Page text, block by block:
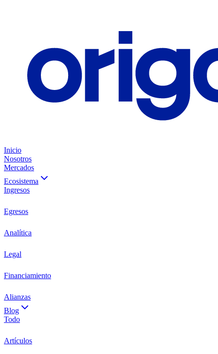
Inicio
Nosotros
Mercados
Ecosistema
Ingresos
Egresos
Analítica
Legal
Financiamiento
Alianzas
Blog
Todo
Artículos